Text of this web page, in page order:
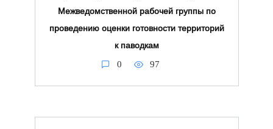
Межведомственной рабочей группы по
проведению оценки готовности территорий
к паводкам
0 97